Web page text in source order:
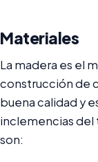
Materiales
La madera es el
construcción de
buena calidad y
inclemencias
son: